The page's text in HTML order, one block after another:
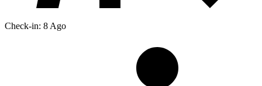
Check-in: 8 Ago